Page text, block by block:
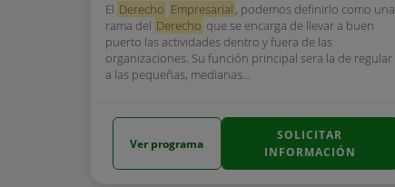
El Derecho Empresarial , podemos definirlo como una
rama del Derecho que se encarga de llevar a buen
puerto las actividades dentro y fuera de las
organizaciones. Su función principal sera la de regular
a las pequeñas, medianas...
Ver programa
SOLICITAR
INFORMACIÓN